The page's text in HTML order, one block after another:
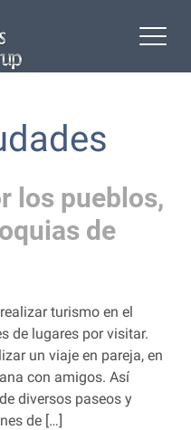
los pueblos,
de
turismo en el
de lugares por visitar.
un viaje en pareja, en
con amigos. Así
diversos paseos y
de […]